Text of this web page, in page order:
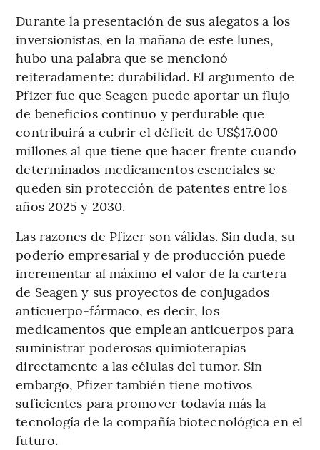
Durante la presentación de sus alegatos a los
inversionistas, en la mañana de este lunes,
hubo una palabra que se mencionó
reiteradamente: durabilidad. El argumento de
Pfizer fue que Seagen puede aportar un flujo
de beneficios continuo y perdurable que
contribuirá a cubrir el déficit de US$17.000
millones al que tiene que hacer frente cuando
determinados medicamentos esenciales se
queden sin protección de patentes entre los
años 2025 y 2030.
Las razones de Pfizer son válidas. Sin duda, su
poderío empresarial y de producción puede
incrementar al máximo el valor de la cartera
de Seagen y sus proyectos de conjugados
anticuerpo-fármaco, es decir, los
medicamentos que emplean anticuerpos para
suministrar poderosas quimioterapias
directamente a las células del tumor. Sin
embargo, Pfizer también tiene motivos
suficientes para promover todavía más la
tecnología de la compañía biotecnológica en el
futuro.